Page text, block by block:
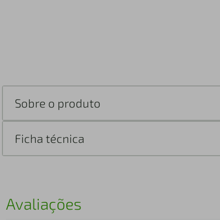
Sobre o produto
Ficha técnica
Avaliações